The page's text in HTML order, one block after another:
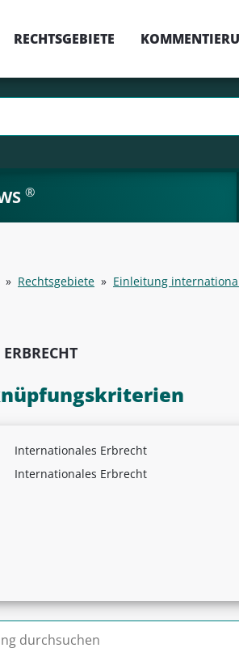
RECHTSGEBIETE
®
» Rechtsgebiete » Einleitung
Internationales Erbrecht
Internationales Erbrecht